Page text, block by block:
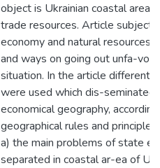
object is Ukrainian coastal areas
trade resources. Article subject
economy and natural resources
and ways on going out unfa-
situation. In the article different
were used which dis-seminated
economical geography,
geographical rules and
a) the main problems of state
separated in coastal ar-ea of